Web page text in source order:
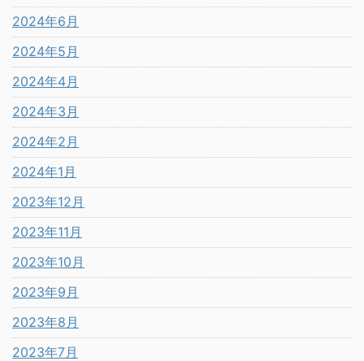
2024年6月
2024年5月
2024年4月
2024年3月
2024年2月
2024年1月
2023年12月
2023年11月
2023年10月
2023年9月
2023年8月
2023年7月